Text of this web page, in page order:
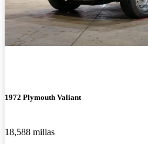
1972 Plymouth Valiant
18,588 millas